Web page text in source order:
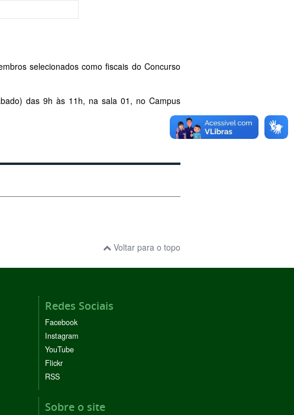
selecionados como fiscais do Concurso
das 9h às 11h, na sala 01, no Campus
Voltar para o topo
Redes Sociais
Facebook
Instagram
YouTube
Flickr
RSS
Sobre o site